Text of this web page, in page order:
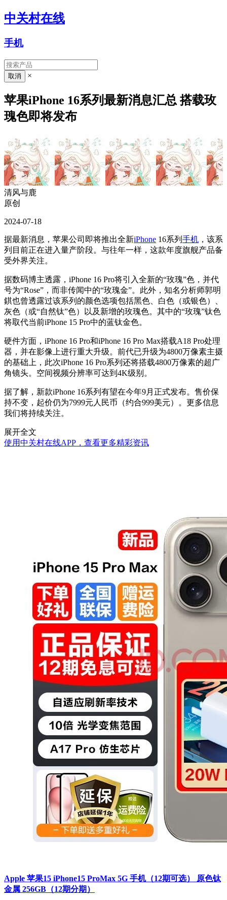
中关村在线
手机
×
苹果iPhone 16系列最新消息汇总 搭载玫
瑰色即将发布
清风与鹿
原创
2024-07-18
据最新消息，苹果公司即将推出全新iPhone 16系列 手机 ，该系
列目前正在进入量产阶段。与往年一样，这款年度旗舰产品备
受外界关注。
据数码博主透露，iPhone 16 Pro将引入全新的“玫瑰”色，并代
号为“Rose”，而非传闻中的“玫瑰金”。此外，知名分析师郭明
錤也曾透露过该系列的颜色选项包括黑色、白色（或银色）、
灰色（或“自然钛”色）以及新增的玫瑰色。其中的“玫瑰”钛色
将取代当前iPhone 15 Pro中的蓝钛金色。
硬件方面，iPhone 16 Pro和iPhone 16 Pro Max搭载A18 Pro处理
器，并在影像上进行重大升级。前代已升级为4800万像素主摄
的基础上，此次iPhone 16 Pro系列还将搭载4800万像素的超广
角镜头。空间视频分辨率可达到4K级别。
据了解，新款iPhone 16系列有望在今年9月正式发布。售价保
持不变，起价仍为7999元人民币（约合999美元）。更多信息
我们将持续关注。
展开全文
使用中关村在线APP，查看更多精彩资讯
Apple 苹果15 iPhone15 ProMax 5G 手机（12期可选） 原色钛
金属 256GB（12期分期）